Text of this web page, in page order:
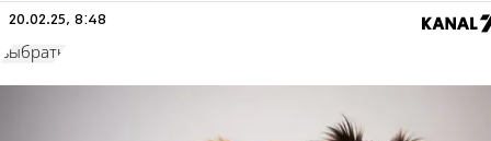
20.02.25, 8:48
выбрать